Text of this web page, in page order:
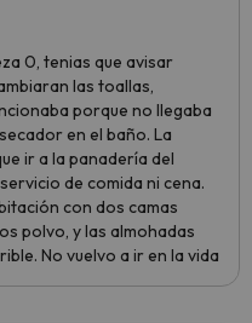
0, tenias que avisar
las toallas,
porque no llegaba
en el baño. La
ir a la panadería del
de comida ni cena.
con dos camas
polvo, y las almohadas
No vuelvo a ir en la vida